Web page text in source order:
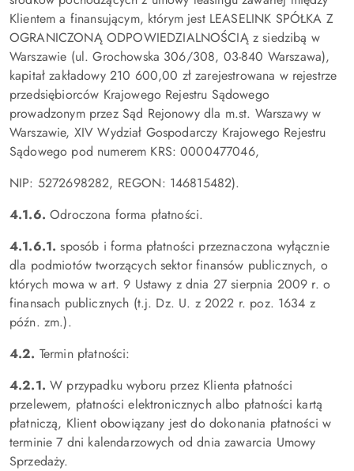
Klientem a finansującym, którym jest LEASELINK SPÓŁKA Z
OGRANICZONĄ ODPOWIEDZIALNOŚCIĄ z siedzibą w
Warszawie (ul. Grochowska 306/308, 03-840 Warszawa),
kapitał zakładowy 210 600,00 zł zarejestrowana w rejestrze
przedsiębiorców Krajowego Rejestru Sądowego
prowadzonym przez Sąd Rejonowy dla m.st. Warszawy w
Warszawie, XIV Wydział Gospodarczy Krajowego Rejestru
Sądowego pod numerem KRS: 0000477046,
NIP: 5272698282, REGON: 146815482).
4.1.6. Odroczona forma płatności.
4.1.6.1. sposób i forma płatności przeznaczona wyłącznie
dla podmiotów tworzących sektor finansów publicznych, o
których mowa w art. 9 Ustawy z dnia 27 sierpnia 2009 r. o
finansach publicznych (t.j. Dz. U. z 2022 r. poz. 1634 z
późn. zm.).
4.2. Termin płatności:
4.2.1. W przypadku wyboru przez Klienta płatności
przelewem, płatności elektronicznych albo płatności kartą
płatniczą, Klient obowiązany jest do dokonania płatności w
terminie 7 dni kalendarzowych od dnia zawarcia Umowy
Sprzedaży.